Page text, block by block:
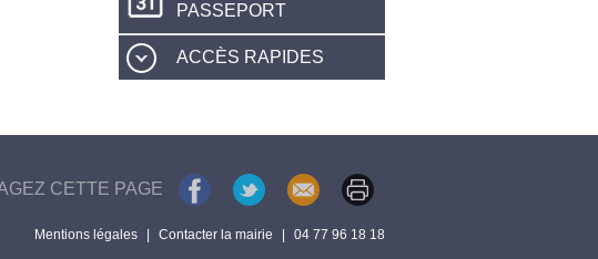
PASSEPORT
ACCÈS RAPIDES
CETTE PAGE
Mentions légales Contacter la mairie 04 77 96 18 18